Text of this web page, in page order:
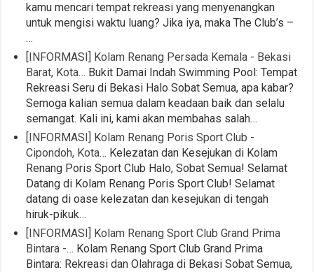
kamu mencari tempat rekreasi yang menyenangkan
untuk mengisi waktu luang? Jika iya, maka The Club’s –
…
[INFORMASI] Kolam Renang Persada Kemala - Bekasi
Barat, Kota… Bukit Damai Indah Swimming Pool: Tempat
Rekreasi Seru di Bekasi Halo Sobat Semua, apa kabar?
Semoga kalian semua dalam keadaan baik dan selalu
semangat. Kali ini, kami akan membahas salah…
[INFORMASI] Kolam Renang Poris Sport Club -
Cipondoh, Kota… Kelezatan dan Kesejukan di Kolam
Renang Poris Sport Club Halo, Sobat Semua! Selamat
Datang di Kolam Renang Poris Sport Club! Selamat
datang di oase kelezatan dan kesejukan di tengah
hiruk-pikuk…
[INFORMASI] Kolam Renang Sport Club Grand Prima
Bintara -… Kolam Renang Sport Club Grand Prima
Bintara: Rekreasi dan Olahraga di Bekasi Sobat Semua,